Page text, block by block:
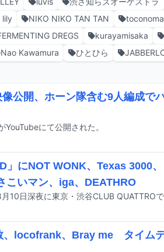
lily NIKO NIKO TAN TAN
toconoma
DREGS kurayamisaka
Nao Kawamura ひとひら
公開、ホーン隊含む9人編成で
にて公開された。
にNOT WONK、Texas 3000、
いマン、iga、DEATHRO
、locofrank、Bray me タイム